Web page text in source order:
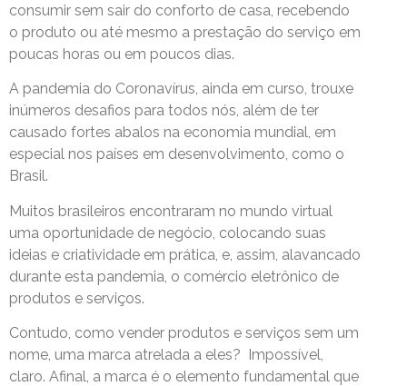
consumir sem sair do conforto de casa, recebendo
o produto ou até mesmo a prestação do serviço em
poucas horas ou em poucos dias.
A pandemia do Coronavírus, ainda em curso, trouxe
inúmeros desafios para todos nós, além de ter
causado fortes abalos na economia mundial, em
especial nos países em desenvolvimento, como o
Brasil.
Muitos brasileiros encontraram no mundo virtual
uma oportunidade de negócio, colocando suas
ideias e criatividade em prática, e, assim, alavancado
durante esta pandemia, o comércio eletrônico de
produtos e serviços.
Contudo, como vender produtos e serviços sem um
nome, uma marca atrelada a eles? Impossível,
claro. Afinal, a marca é o elemento fundamental que